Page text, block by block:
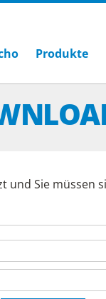
Produkte
und Sie